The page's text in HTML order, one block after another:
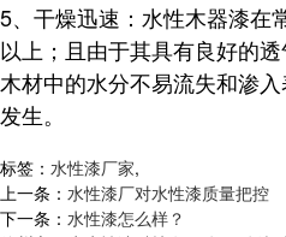
5、干燥迅速：水性木器漆在
以上；且由于其具有良好的
木材中的水分不易流失和渗
发生。
标签： 水性漆厂家,
上一条： 水性漆厂对水性漆质量把控
下一条： 水性漆怎么样？